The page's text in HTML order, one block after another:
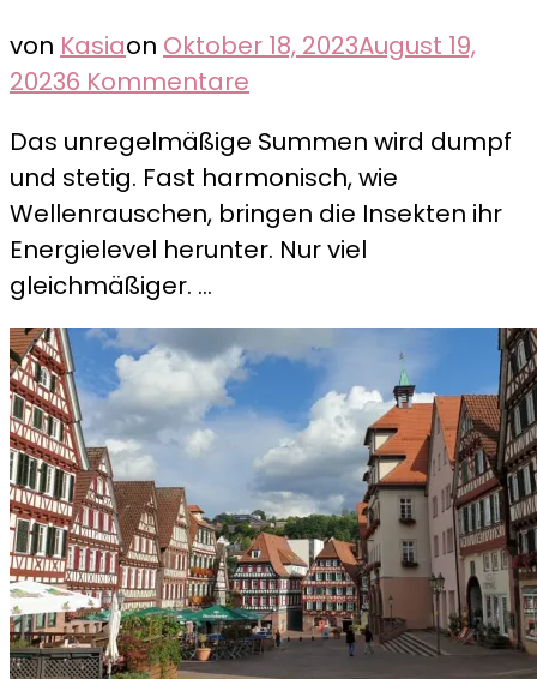
von Kasiaon Oktober 18, 2023August 19,
20236 Kommentare
im
Bienenwagen
Das unregelmäßige Summen wird dumpf
und stetig. Fast harmonisch, wie
Wellenrauschen, bringen die Insekten ihr
Energielevel herunter. Nur viel
gleichmäßiger. …